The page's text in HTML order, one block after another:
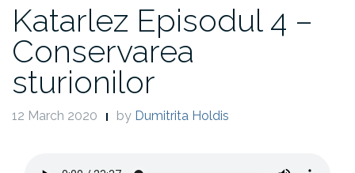
Katarlez Episodul 4 –
Conservarea
sturionilor
12 March 2020 by Dumitrita Holdis